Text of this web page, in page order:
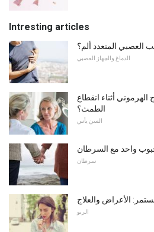
Intresting articles
العصبي المتعدد ألم؟
الدماغ والجهاز العصبي
أثناء انقطاع
الطمث؟
السن يأس
واحد مع السرطان
سرطان
الأعراض والعلاج
الربو